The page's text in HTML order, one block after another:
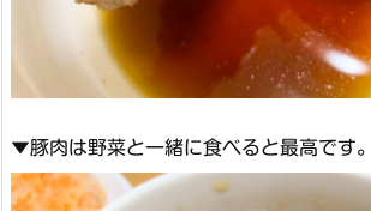
▼豚肉は野菜と一緒に食べると最高です。